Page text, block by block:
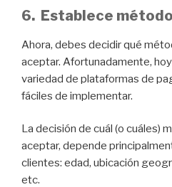
6. Establece
Ahora, debes decidir qué
aceptar. Afortunadamente,
variedad de plataformas de
fáciles de implementar.
La decisión de cuál (o cuáles)
aceptar, depende
clientes: edad, ubicación
etc.